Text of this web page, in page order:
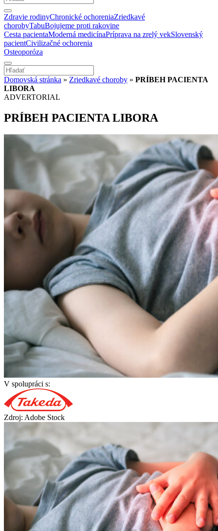
Zdravie rodinyChronické ochoreniaZriedkavé
chorobyTabuBojujeme proti rakovine
Cesta pacientaModerná medicínaPríprava na zrelý vekSlovenský
pacientCivilizačné ochorenia
Osteoporóza
Domovská stránka » Zriedkavé choroby » PRÍBEH PACIENTA
LIBORA
ADVERTORIAL
PRÍBEH PACIENTA LIBORA
V spolupráci s:
Zdroj: Adobe Stock